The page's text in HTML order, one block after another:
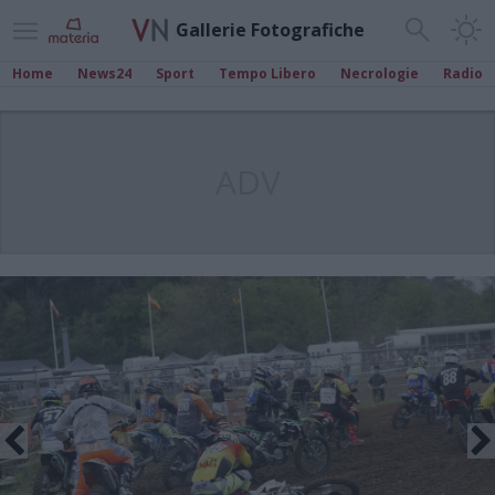
Gallerie Fotografiche
Home News24 Sport Tempo Libero Necrologie Radio